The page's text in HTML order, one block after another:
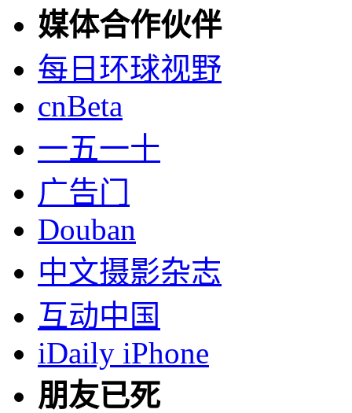
媒体合作伙伴
每日环球视野
cnBeta
一五一十
广告门
Douban
中文摄影杂志
互动中国
iDaily iPhone
朋友已死